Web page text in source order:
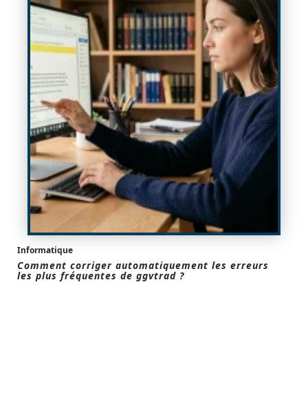
Informatique
Comment corriger automatiquement les erreurs
les plus fréquentes de ggvtrad ?